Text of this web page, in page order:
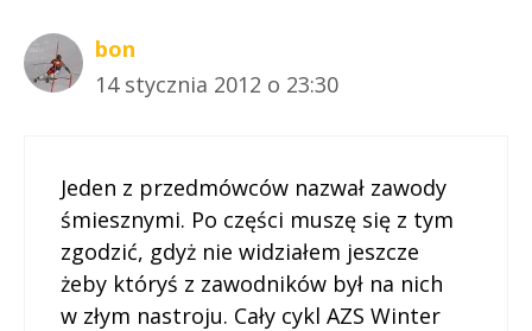
bon
14 stycznia 2012 o 23:30
Jeden z przedmówców nazwał zawody
śmiesznymi. Po części muszę się z tym
zgodzić, gdyż nie widziałem jeszcze
żeby któryś z zawodników był na nich
w złym nastroju. Cały cykl AZS Winter